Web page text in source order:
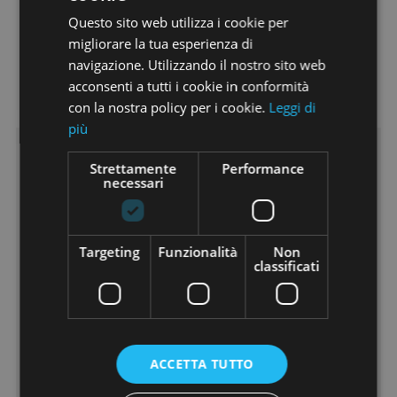
comodità che la città offre!
Vieni a scoprire dal vivo questo appartamento!
Contattaci e prenota subito la tua visita, non te ne pentirai.
Caratteristiche
Riscaldamento:Autonomo
Camere:2
Ascensore:No
Questo sito web utilizza i cookie per
migliorare la tua esperienza di
navigazione. Utilizzando il nostro sito web
acconsenti a tutti i cookie in conformità
con la nostra policy per i cookie. Leggi di
più
Strettamente
necessari
Performance
Targeting Funzionalità
Non
classificati
ACCETTA TUTTO